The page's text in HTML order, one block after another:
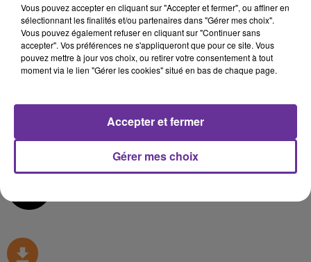
LA CHRONIQUE D'ARNAUD BENEDETTI
REDACTEUR EN CHEF DE NOTRE PARTENAIRE LA
REVUE POLITIQUE ET PARLEMEN
Radio Orient
LA CHRONIQUE D'ARNAUD BENEDETTI REDACTEUR EN
Vous pouvez accepter en cliquant sur "Accepter et fermer", ou affiner en
sélectionnant les finalités et/ou partenaires dans "Gérer mes choix".
Vous pouvez également refuser en cliquant sur "Continuer sans
accepter". Vos préférences ne s'appliqueront que pour ce site. Vous
pouvez mettre à jour vos choix, ou retirer votre consentement à tout
moment via le lien "Gérer les cookies" situé en bas de chaque page.
Gérer mes choix
Accepter et fermer